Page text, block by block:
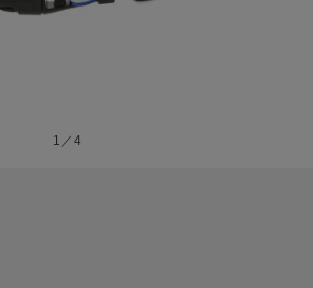
1／4